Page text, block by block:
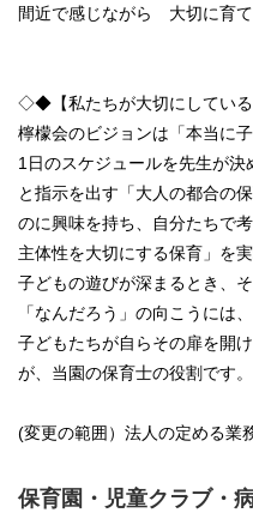
間近で感じながら 大切に育て
◇◆【私たちが大切にしてい
檸檬会のビジョンは「本当に
1日のスケジュールを先生が
と指示を出す「大人の都合の
のに興味を持ち、自分たちで
主体性を大切にする保育」を実
子どもの遊びが深まるとき、
「なんだろう」の向こうには
子どもたちが自らその扉を開
が、当園の保育士の役割です。
(変更の範囲）法人の定める業
保育園・児童クラブ・